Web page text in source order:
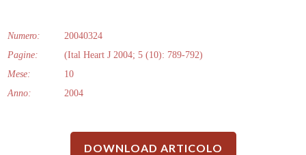
Numero:
20040324
Pagine:
(Ital Heart J 2004; 5 (10): 789-792)
Mese:
10
Anno:
2004
DOWNLOAD ARTICOLO